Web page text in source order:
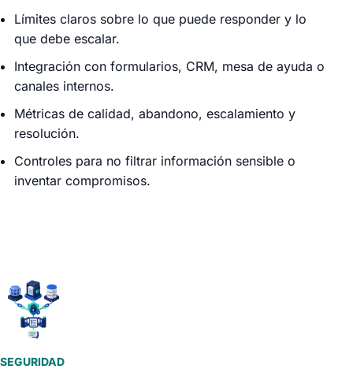
Límites claros sobre lo que puede responder y lo
que debe escalar.
Integración con formularios, CRM, mesa de ayuda o
canales internos.
Métricas de calidad, abandono, escalamiento y
resolución.
Controles para no filtrar información sensible o
inventar compromisos.
SEGURIDAD